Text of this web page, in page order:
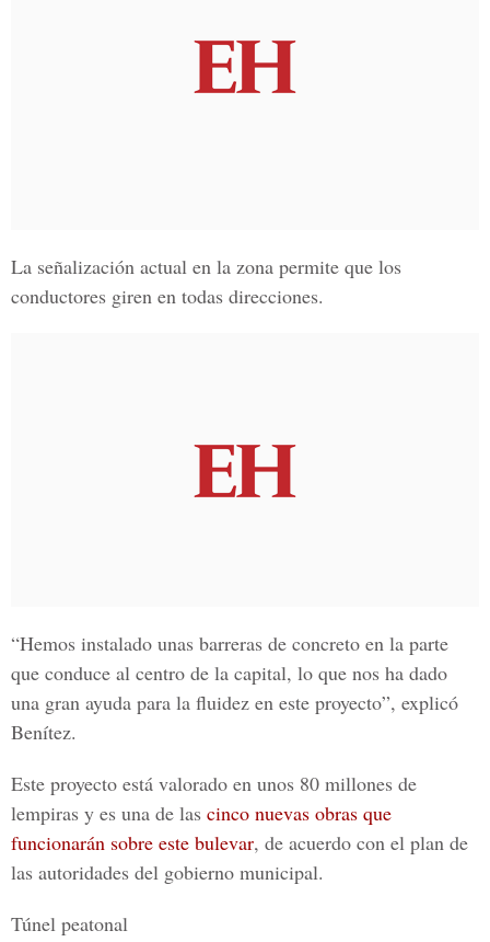
La señalización actual en la zona permite que los
conductores giren en todas direcciones.
“Hemos instalado unas barreras de concreto en la parte
que conduce al centro de la capital, lo que nos ha dado
una gran ayuda para la fluidez en este proyecto”, explicó
Benítez.
Este proyecto está valorado en unos 80 millones de
lempiras y es una de las cinco nuevas obras que
funcionarán sobre este bulevar, de acuerdo con el plan de
las autoridades del gobierno municipal.
Túnel peatonal